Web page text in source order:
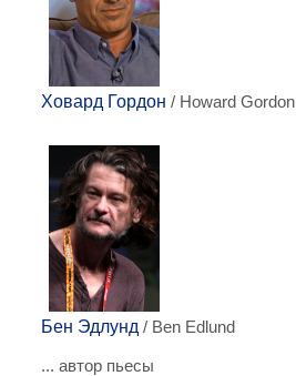
Ховард Гордон / Howard Gordon
Бен Эдлунд / Ben Edlund
... автор пьесы